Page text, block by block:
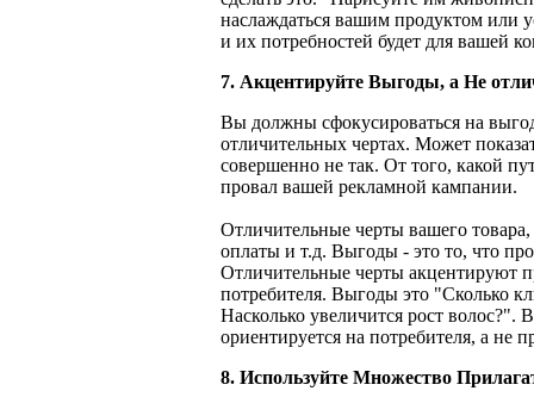
наслаждаться вашим продуктом или
и их потребностей будет для вашей
7. Акцентируйте Выгоды, а Не
Вы должны сфокусироваться на
отличительных чертах. Может
совершенно не так. От того, какой
провал вашей рекламной кампании.
Отличительные черты вашего
оплаты и т.д. Выгоды - это то, что
Отличительные черты акцентируют
потребителя. Выгоды это "Сколько
Насколько увеличится рост волос?".
ориентируется на потребителя, а не
8. Используйте Множество